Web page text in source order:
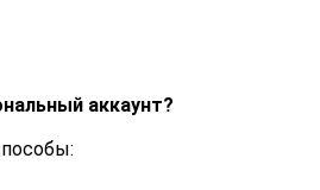
аккаунт?